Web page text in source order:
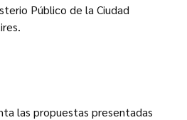
Público de la Ciudad
las propuestas presentadas